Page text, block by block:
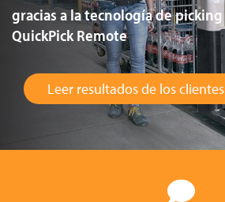
gracias a la tecnología de picking
QuickPick Remote
Leer resultados de los clientes